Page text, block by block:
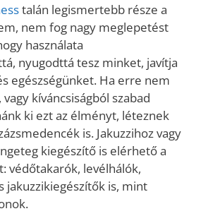
talán legismertebb része a
nem fog nagy meglepetést
használata
nyugodttá tesz minket, javítja
egészségünket. Ha erre nem
kíváncsiságból szabad
ki ezt az élményt, léteznek
is. Jakuzzihoz vagy
kiegészítő is elérhető a
védőtakarók, levélhálók,
jakuzzikiegészítők is, mint